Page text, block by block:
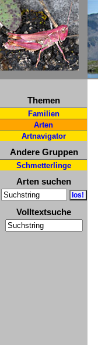
Themen
Familien
Arten
Artnavigator
Andere Gruppen
Schmetterlinge
Arten suchen
Volltextsuche